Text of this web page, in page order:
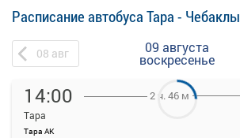
Расписание автобуса Тара - Чебаклы
08 авг 09 августа
воскресенье
14:00
Тара
Тара АК
2 ч. 46 м